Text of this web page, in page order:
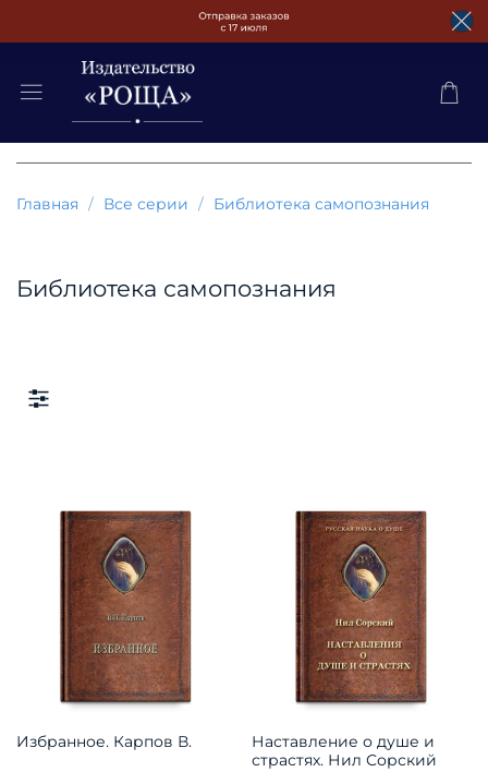
Главная Все серии Библиотека самопознания
Библиотека самопознания
Избранное. Карпов В.
Наставление о душе и
страстях. Нил Сорский